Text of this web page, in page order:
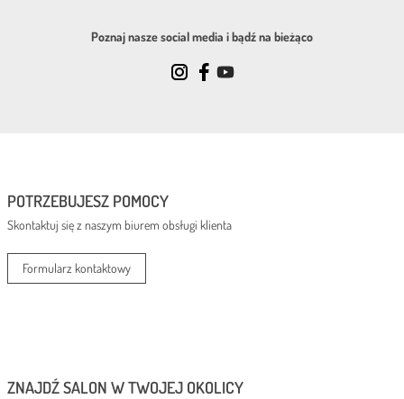
Poznaj nasze social media i bądź na bieżąco
POTRZEBUJESZ POMOCY
Skontaktuj się z naszym biurem obsługi klienta
Formularz kontaktowy
ZNAJDŹ SALON W TWOJEJ OKOLICY